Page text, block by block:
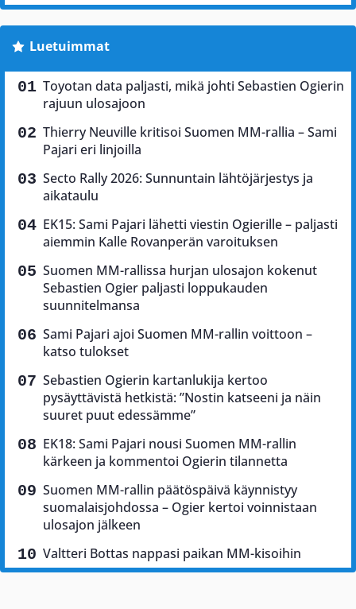
Luetuimmat
Toyotan data paljasti, mikä johti Sebastien Ogierin
rajuun ulosajoon
Thierry Neuville kritisoi Suomen MM-rallia – Sami
Pajari eri linjoilla
Secto Rally 2026: Sunnuntain lähtöjärjestys ja
aikataulu
EK15: Sami Pajari lähetti viestin Ogierille – paljasti
aiemmin Kalle Rovanperän varoituksen
Suomen MM-rallissa hurjan ulosajon kokenut
Sebastien Ogier paljasti loppukauden
suunnitelmansa
Sami Pajari ajoi Suomen MM-rallin voittoon –
katso tulokset
Sebastien Ogierin kartanlukija kertoo
pysäyttävistä hetkistä: ”Nostin katseeni ja näin
suuret puut edessämme”
EK18: Sami Pajari nousi Suomen MM-rallin
kärkeen ja kommentoi Ogierin tilannetta
Suomen MM-rallin päätöspäivä käynnistyy
suomalaisjohdossa – Ogier kertoi voinnistaan
ulosajon jälkeen
Valtteri Bottas nappasi paikan MM-kisoihin